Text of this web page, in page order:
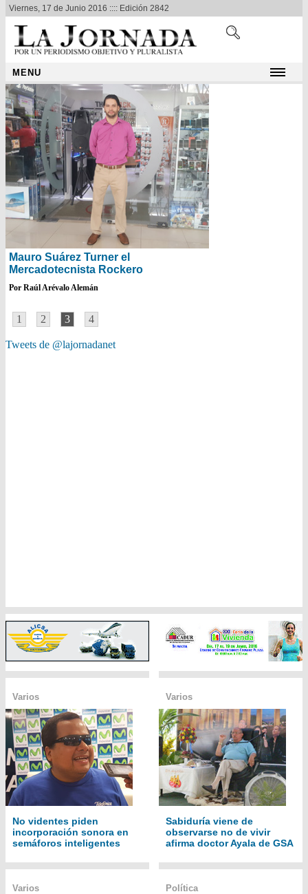
Viernes, 17 de Junio 2016 :::: Edición 2842
MENU
Mauro Suárez Turner el
Mercadotecnista Rockero
Por Raúl Arévalo Alemán
1 2 3 4
Tweets de @lajornadanet
Varios
No videntes piden
incorporación sonora en
semáforos inteligentes
Varios
Sabiduría viene de
observarse no de vivir
afirma doctor Ayala de GSA
Varios Política